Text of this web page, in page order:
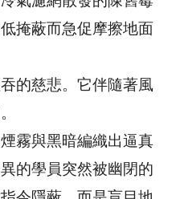
掩蔽而急促摩擦地面
的慈悲。它伴隨著風
霧與黑暗編織出逼真
的學員突然被幽閉的